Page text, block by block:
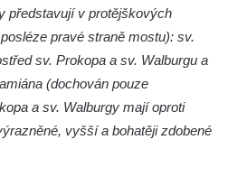
Hluboká
v ZOO Hluboká
představují v protějškových
pravé straně mostu): sv.
sv. Prokopa a sv. Walburgu a
(dochován pouze
a sv. Walburgy mají oproti
vyšší a bohatěji zdobené